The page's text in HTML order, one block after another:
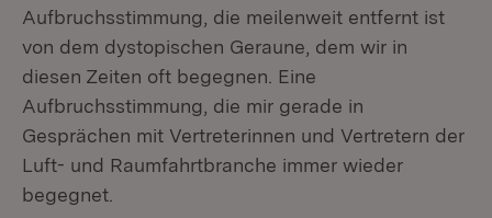
Aufbruchsstimmung, die meilenweit entfernt ist
von dem dystopischen Geraune, dem wir in
diesen Zeiten oft begegnen. Eine
Aufbruchsstimmung, die mir gerade in
Gesprächen mit Vertreterinnen und Vertretern der
Luft- und Raumfahrtbranche immer wieder
begegnet.